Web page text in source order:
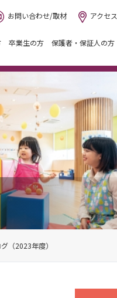
お問い合わせ/取材 アクセス
卒業生の方 保護者・保証人の方
（2023年度）